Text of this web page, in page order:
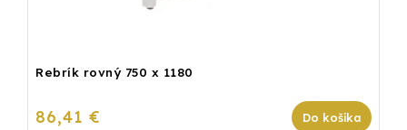
Rebrík rovný 750 x 1180
86,41 € Do košíka